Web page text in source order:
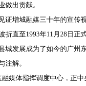
做出贡献。
证增城融媒三十年的宣传
折直至1993年11月28日
发展成为了如今的广州
注解。
媒体指挥调度中心，正